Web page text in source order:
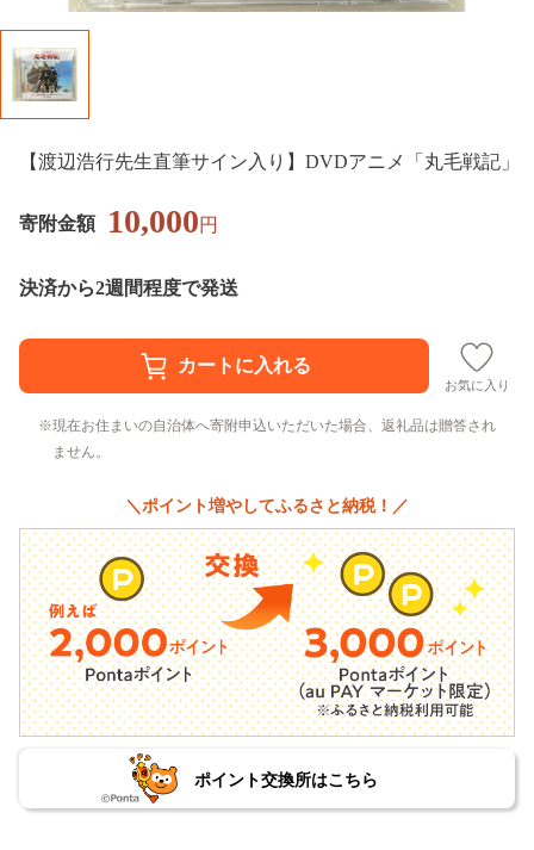
【渡辺浩行先生直筆サイン入り】DVDアニメ「丸毛戦記」
寄附金額 10,000円
決済から2週間程度で発送
お気に入り
現在お住まいの自治体へ寄附申込いただいた場合、返礼品は贈答され
ません。
＼ポイント増やしてふるさと納税！／
ポイント交換所はこちら